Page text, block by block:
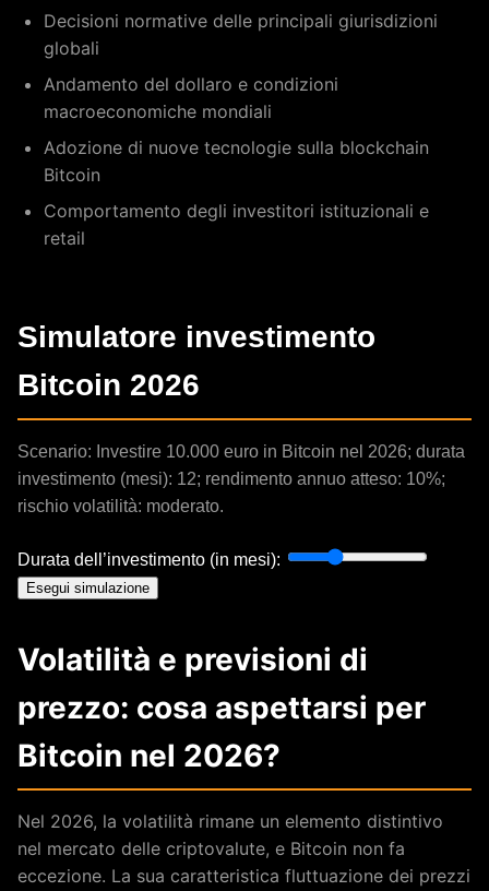
Decisioni normative delle principali giurisdizioni
globali
Andamento del dollaro e condizioni
macroeconomiche mondiali
Adozione di nuove tecnologie sulla blockchain
Bitcoin
Comportamento degli investitori istituzionali e
retail
Simulatore investimento
Bitcoin 2026
Scenario: Investire 10.000 euro in Bitcoin nel 2026; durata
investimento (mesi): 12; rendimento annuo atteso: 10%;
rischio volatilità: moderato.
Durata dell’investimento (in mesi):
Esegui simulazione
Volatilità e previsioni di
prezzo: cosa aspettarsi per
Bitcoin nel 2026?
Nel 2026, la volatilità rimane un elemento distintivo
nel mercato delle criptovalute, e Bitcoin non fa
eccezione. La sua caratteristica fluttuazione dei prezzi